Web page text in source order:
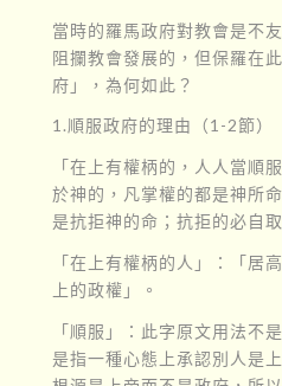
當時的羅馬政府對教會是不
阻攔教會發展的，但保羅在
府」，為何如此？
1.順服政府的理由（1-2節）
「在上有權柄的，人人當順
於神的，凡掌權的都是神所
是抗拒神的命；抗拒的必自取
「在上有權柄的人」：「居
上的政權」。
「順服」：此字原文用法不
是指一種心態上承認別人是